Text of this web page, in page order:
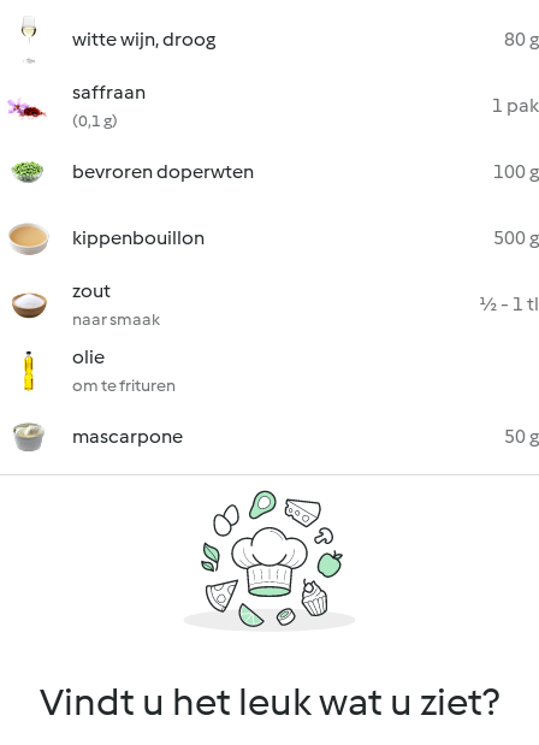
witte wijn, droog 80 g
saffraan
(0,1 g)
1 pak
bevroren doperwten 100 g
kippenbouillon 500 g
zout
naar smaak
½ - 1 tl
olie
om te frituren
mascarpone 50 g
Vindt u het leuk wat u ziet?